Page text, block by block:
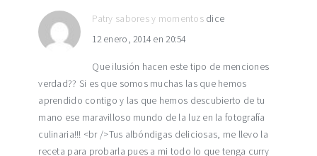
Patry sabores y momentos dice
12 enero, 2014 en 20:54
Que ilusión hacen este tipo de menciones
verdad?? Si es que somos muchas las que hemos
aprendido contigo y las que hemos descubierto de tu
mano ese maravilloso mundo de la luz en la fotografía
culinaria!!! <br />Tus albóndigas deliciosas, me llevo la
receta para probarla pues a mi todo lo que tenga curry